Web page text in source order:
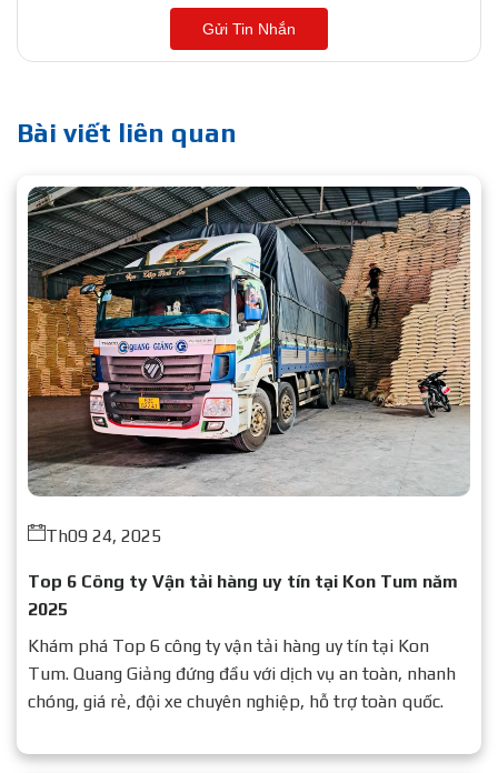
Gửi Tin Nhắn
Bài viết liên quan
Th09 24, 2025
Top 6 Công ty Vận tải hàng uy tín tại Kon Tum năm
2025
Khám phá Top 6 công ty vận tải hàng uy tín tại Kon
Tum. Quang Giảng đứng đầu với dịch vụ an toàn, nhanh
chóng, giá rẻ, đội xe chuyên nghiệp, hỗ trợ toàn quốc.